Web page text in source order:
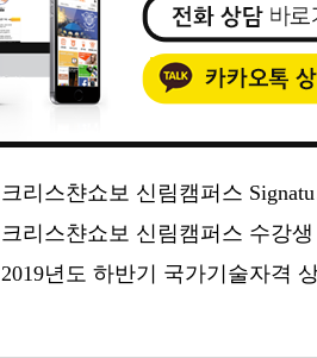
크리스챤쇼보 신림캠퍼스
크리스챤쇼보 신림캠퍼스 수강
2019년도 하반기 국가기술자격